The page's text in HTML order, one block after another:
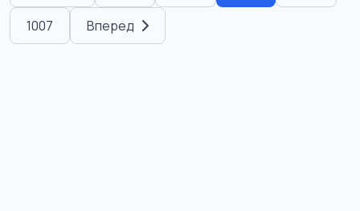
1007 Вперед